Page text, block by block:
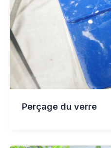
Perçage du verre